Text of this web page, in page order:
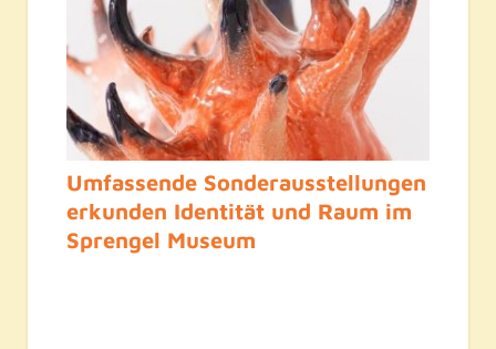
Umfassende Sonderausstellungen
erkunden Identität und Raum im
Sprengel Museum